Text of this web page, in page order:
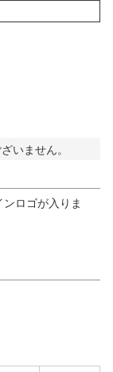
いません。
ロゴが入りま